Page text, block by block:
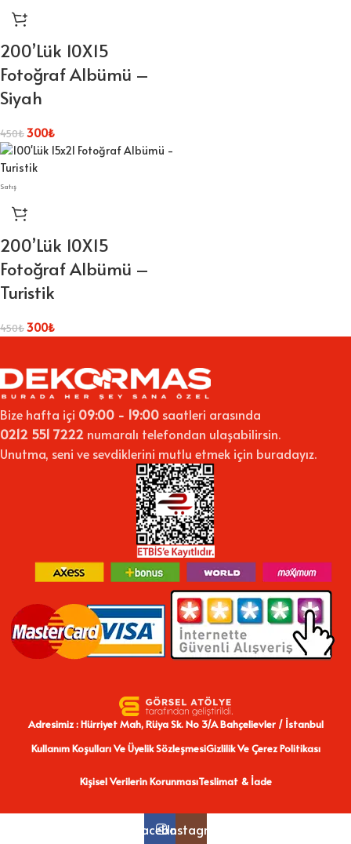
200’Lük 10X15
Fotoğraf Albümü –
Siyah
450₺300₺
Satış
200’Lük 10X15
Fotoğraf Albümü –
Turistik
450₺300₺
Bize hafta içi 09:00 - 19:00 saatleri arasında
0212 551 7222 numaralı telefondan ulaşabilirsin.
Unutma, seni ve sevdiklerini mutlu etmek için buradayız.
Adresimiz : Hürriyet Mah, Rüya Sk. No 3/A Bahçelievler / İstanbul
Kullanım Koşulları Ve Üyelik SözleşmesiGizlilik Ve Çerez Politikası
Kişisel Verilerin KorunmasıTeslimat & İade
FacebookInstagram